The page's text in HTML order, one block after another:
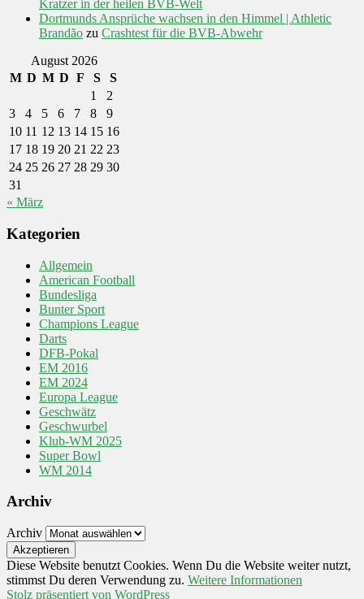
Kratzer in der heilen BVB-Welt
Dortmunds Ansprüche wachsen in den Himmel | Athletic
Brandão zu Crashtest für die BVB-Abwehr
August 2026
M D M D F S
S
1
2
3
4 5 6 7 8
9
10 11 12 13 14 15 16
17 18 19 20 21 22 23
24 25 26 27 28 29 30
31
« März
Kategorien
Allgemein
American Football
Bundesliga
Bunter Sport
Champions League
Darts
DFB-Pokal
EM 2016
EM 2024
Europa League
Geschwätz
Geschwurbel
Klub-WM 2025
Super Bowl
WM 2014
Archiv
Archiv
Diese Website benutzt Cookies. Wenn Du die Website weiter nutzt,
stimmst Du deren Verwendung zu. Weitere Informationen
Stolz präsentiert von WordPress